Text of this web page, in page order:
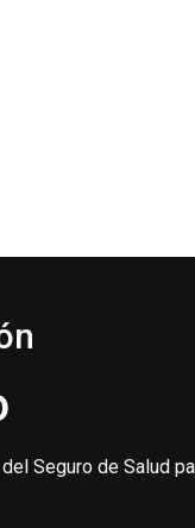
Seguro de Salud